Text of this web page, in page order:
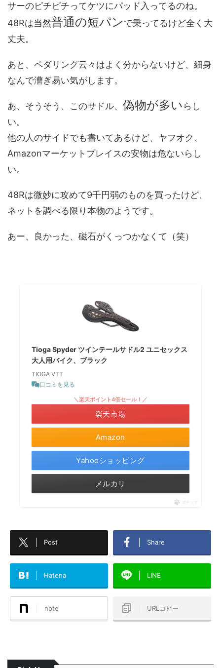
サーのピチピチってケツにパッド入ってるのね。
48Rは当然普通の短パンで乗ってるけど全く大
丈夫。
あと、ペダリング云々はよく分からないけど、細身
なんで漕ぎ易い気がします。
あ、そうそう、このサドル、 偽物が多い らし
い。
他の人のサイドでも書いてあるけど、ヤフオク、
Amazonマーケットプレイスの安物は危ないらし
い。
48Rは微妙に攻めて9千円弱のものを買ったけど、
ネットを調べる限り本物のようです。
あー、良かった、磁石がくっつかなくて（笑）
Tioga Spyder ツインテールサドル2 ユニセックス
大人用バイク、ブラック
TIOGA VTT
口コミを見る
Amazon
＼楽天ポイント4倍セール！／
楽天市場
Yahooショッピング
メルカリ
ポチップ
Post Share
Hatena LINE
note URLコピー